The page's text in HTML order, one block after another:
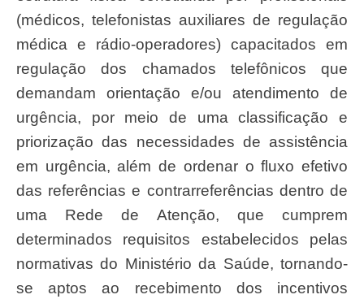
(médicos, telefonistas auxiliares de regulação
médica e rádio-operadores) capacitados em
regulação dos chamados telefônicos que
demandam orientação e/ou atendimento de
urgência, por meio de uma classificação e
priorização das necessidades de assistência
em urgência, além de ordenar o fluxo efetivo
das referências e contrarreferências dentro de
uma Rede de Atenção, que cumprem
determinados requisitos estabelecidos pelas
normativas do Ministério da Saúde, tornando-
se aptos ao recebimento dos incentivos